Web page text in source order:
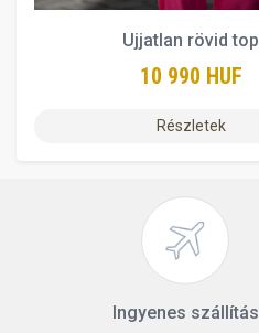
Ujjatlan rövid top
10 990 HUF
Részletek
Ingyenes szállítás